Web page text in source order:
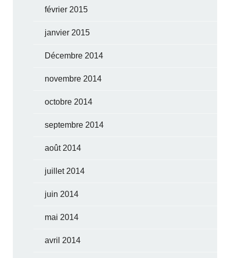
février 2015
janvier 2015
Décembre 2014
novembre 2014
octobre 2014
septembre 2014
août 2014
juillet 2014
juin 2014
mai 2014
avril 2014